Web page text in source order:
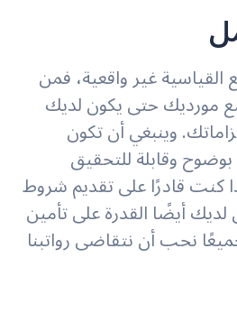
غير واقعية، فمن
مورديك حتى يكون لديك
وينبغي أن تكون
وقابلة للتحقيق
كنت قادرًا على تقديم شروط
أيضًا القدرة على تأمين
نحب أن نتقاضى رواتبنا